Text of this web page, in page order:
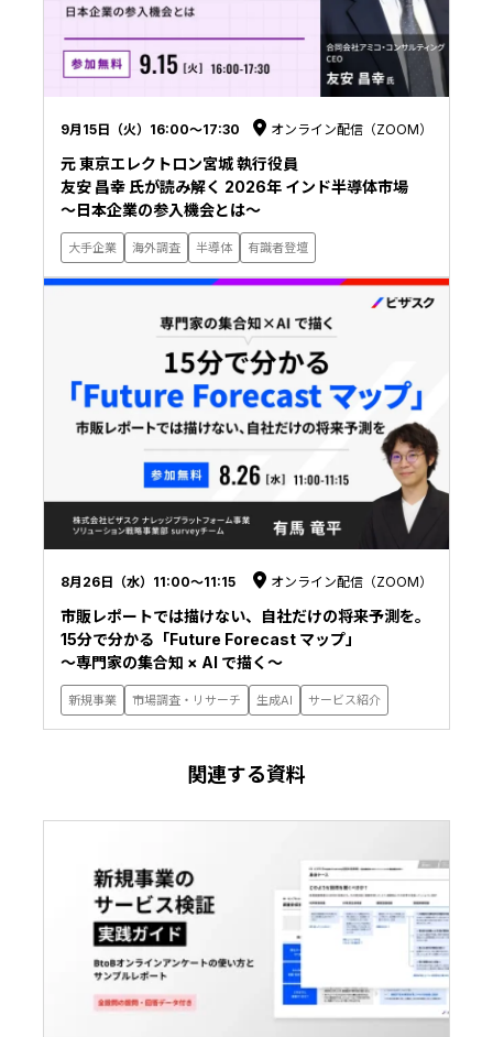
9月15日（火）16:00〜17:30 オンライン配信（ZOOM）
元 東京エレクトロン宮城 執行役員
友安 昌幸 氏が読み解く 2026年 インド半導体市場
〜日本企業の参入機会とは〜
大手企業 海外調査 半導体 有識者登壇
8月26日（水）11:00〜11:15 オンライン配信（ZOOM）
市販レポートでは描けない、自社だけの将来予測を。
15分で分かる「Future Forecast マップ」
〜専門家の集合知 × AI で描く〜
新規事業 市場調査・リサーチ 生成AI サービス紹介
関連する資料